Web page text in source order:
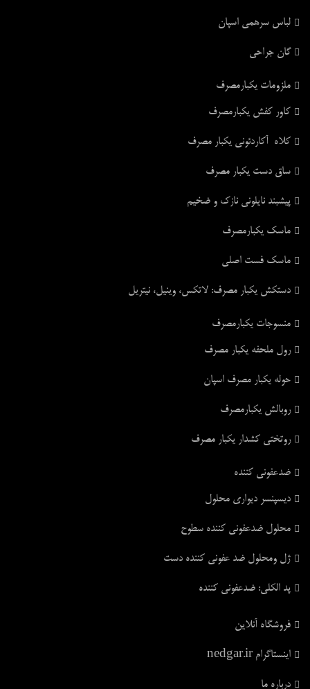
لباس سرهمی اسپان
گان جراحی
ملزومات یکبارمصرف
کاور کفش یکبارمصرف
کلاه آکاردئونی یکبار مصرف
ساق دست یکبار مصرف
پیشبند نایلونی نازک و ضخیم
ماسک یکبارمصرف
ماسک فست اصلی
دستکش یکبار مصرف: لاتکس، وینیل، نیتریل
منسوجات یکبارمصرف
رول ملحفه یکبار مصرف
حوله یکبار مصرف اسپان
روبالش یکبارمصرف
روتختی کشدار یکبار مصرف
ضدعفونی کننده
دیسپنسر دیواری محلول
محلول ضدعفونی کننده سطوح
ژل ومحلول ضد عفونی کننده دست
پد الکلی: ضدعفونی کننده
فروشگاه آنلاین
اینستاگرام nedgar.ir
درباره ما